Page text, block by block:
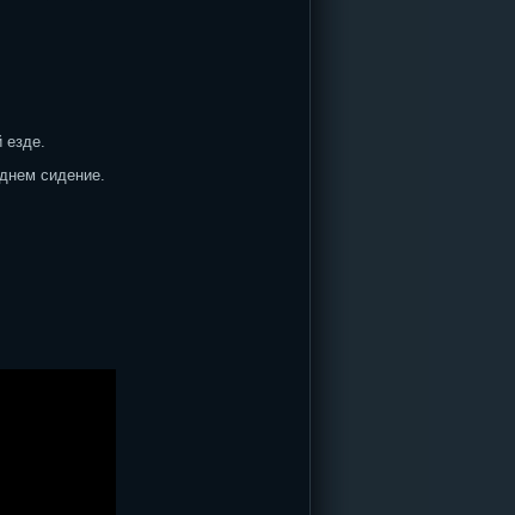
езде.
сидение.